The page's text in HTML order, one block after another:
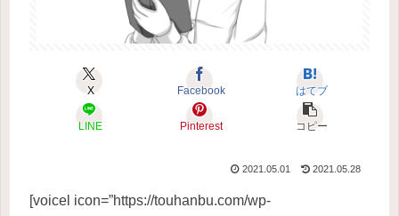
X Facebook はてブ
LINE Pinterest コピー
2021.05.01 2021.05.28
[voicel icon=”https://touhanbu.com/wp-